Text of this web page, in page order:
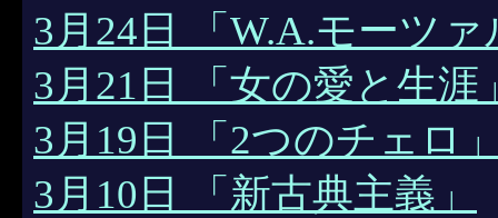
3月24日 「W.A.モーツ
3月21日 「女の愛と生涯
3月19日 「2つのチェロ
3月10日 「新古典主義」